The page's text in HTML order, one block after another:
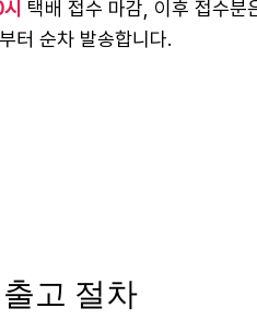
택배 접수 마감, 이후 접수분
부터 순차 발송합니다.
고 절차